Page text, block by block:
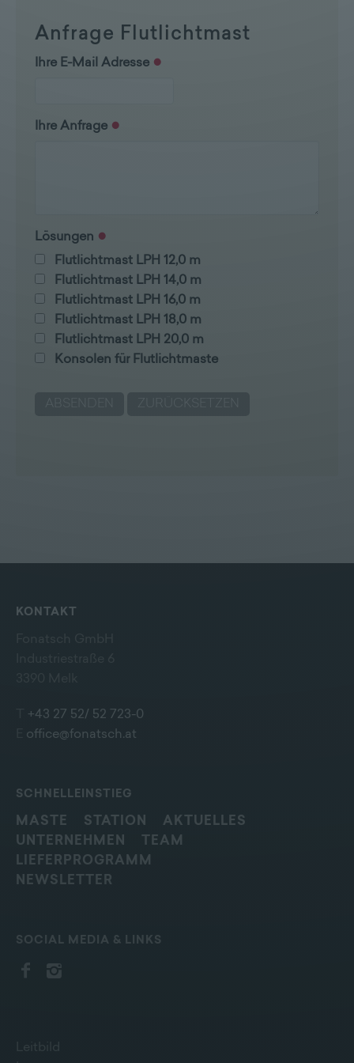
Anfrage Flutlichtmast
Ihre E-Mail Adresse
Ihre Anfrage
Lösungen
Flutlichtmast LPH 12,0 m
Flutlichtmast LPH 14,0 m
Flutlichtmast LPH 16,0 m
Flutlichtmast LPH 18,0 m
Flutlichtmast LPH 20,0 m
Konsolen für Flutlichtmaste
KONTAKT
+43 27 52/ 52 723-0
office@fonatsch.at
SCHNELLEINSTIEG
MASTE STATION
AKTUELLES
UNTERNEHMEN
TEAM
LIEFERPROGRAMM
NEWSLETTER
SOCIAL MEDIA & LINKS